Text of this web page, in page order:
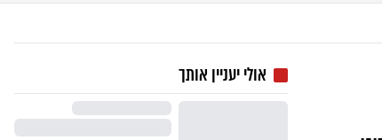
אולי יעניין אותך